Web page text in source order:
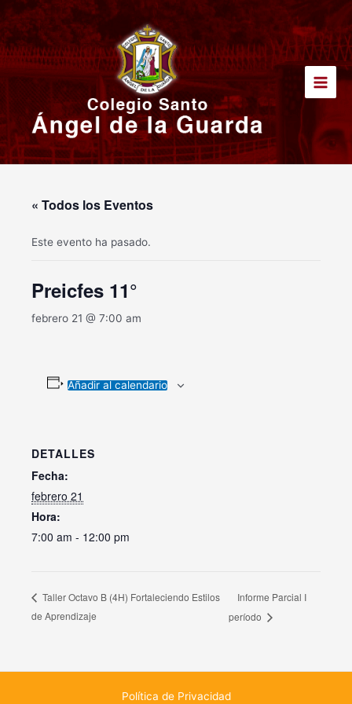
al
contenido
Main
« Todos los Eventos
Este evento ha pasado.
Preicfes 11°
febrero 21 @ 7:00 am
Añadir al calendario
DETALLES
Fecha:
febrero 21
Hora:
7:00 am - 12:00 pm
Taller Octavo B (4H) Fortaleciendo Estilos
de Aprendizaje
Informe Parcial I
período
Política de Privacidad